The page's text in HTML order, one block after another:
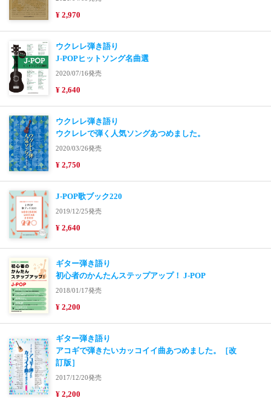
¥ 2,970
ウクレレ弾き語り
J-POPヒットソング名曲選
2020/07/16発売
¥ 2,640
ウクレレ弾き語り
ウクレレで弾く人気ソングあつめました。
2020/03/26発売
¥ 2,750
J-POP歌ブック220
2019/12/25発売
¥ 2,640
ギター弾き語り
初心者のかんたんステップアップ！ J-POP
2018/01/17発売
¥ 2,200
ギター弾き語り
アコギで弾きたいカッコイイ曲あつめました。［改
訂版］
2017/12/20発売
¥ 2,200